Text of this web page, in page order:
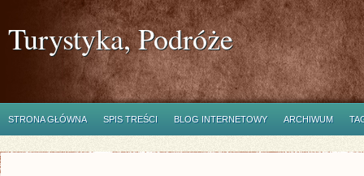
Turystyka, Podróże
STRONA GŁÓWNA SPIS TREŚCI BLOG INTERNETOWY ARCHIWUM